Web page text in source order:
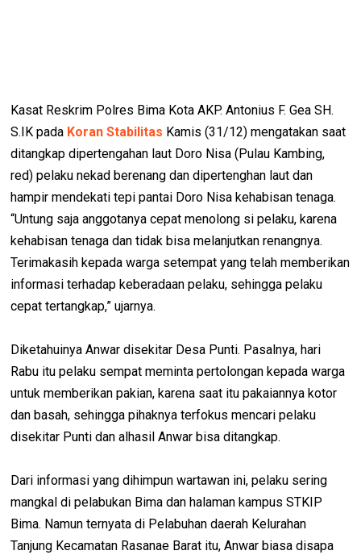
Kasat Reskrim Polres Bima Kota AKP. Antonius F. Gea SH.
S.IK pada Koran Stabilitas Kamis (31/12) mengatakan saat
ditangkap dipertengahan laut Doro Nisa (Pulau Kambing,
red) pelaku nekad berenang dan dipertenghan laut dan
hampir mendekati tepi pantai Doro Nisa kehabisan tenaga.
“Untung saja anggotanya cepat menolong si pelaku, karena
kehabisan tenaga dan tidak bisa melanjutkan renangnya.
Terimakasih kepada warga setempat yang telah memberikan
informasi terhadap keberadaan pelaku, sehingga pelaku
cepat tertangkap,” ujarnya.
Diketahuinya Anwar disekitar Desa Punti. Pasalnya, hari
Rabu itu pelaku sempat meminta pertolongan kepada warga
untuk memberikan pakian, karena saat itu pakaiannya kotor
dan basah, sehingga pihaknya terfokus mencari pelaku
disekitar Punti dan alhasil Anwar bisa ditangkap.
Dari informasi yang dihimpun wartawan ini, pelaku sering
mangkal di pelabukan Bima dan halaman kampus STKIP
Bima. Namun ternyata di Pelabuhan daerah Kelurahan
Tanjung Kecamatan Rasanae Barat itu, Anwar biasa disapa